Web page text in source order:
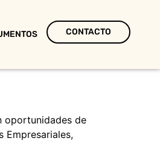
CONTACTO
oportunidades de
Empresariales,